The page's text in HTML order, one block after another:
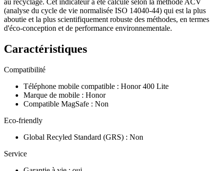
(analyse du cycle de vie normalisée ISO 14040-44) qui est la plus
aboutie et la plus scientifiquement robuste des méthodes, en termes
d'éco-conception et de performance environnementale.
Caractéristiques
Compatibilité
Téléphone mobile compatible : Honor 400 Lite
Marque de mobile : Honor
Compatible MagSafe : Non
Eco-friendly
Global Recyled Standard (GRS) : Non
Service